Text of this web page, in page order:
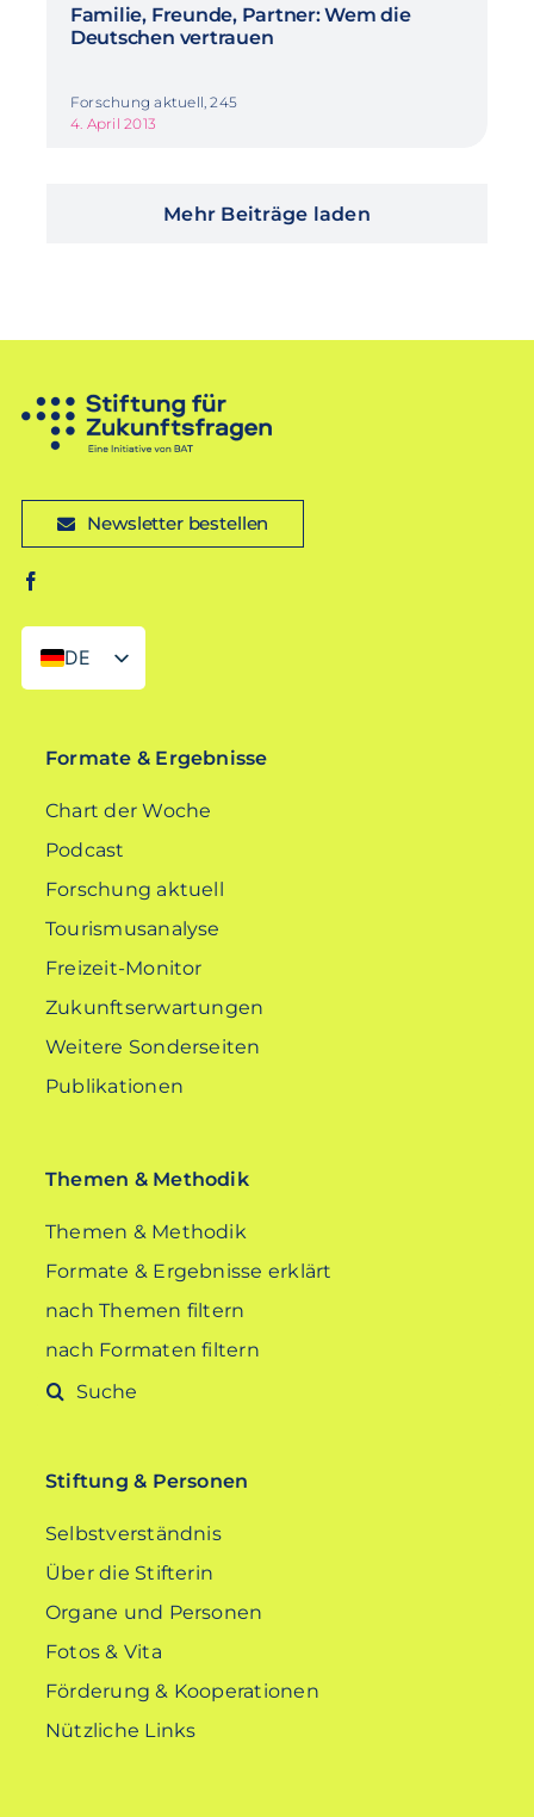
Familie, Freunde, Partner: Wem die
Deutschen vertrauen
Forschung aktuell, 245
4. April 2013
Mehr Beiträge laden
Newsletter bestellen
DE
EN
Formate & Ergebnisse
Chart der Woche
Podcast
Forschung aktuell
Tourismusanalyse
Freizeit-Monitor
Zukunftserwartungen
Weitere Sonderseiten
Publikationen
Themen & Methodik
Themen & Methodik
Formate & Ergebnisse erklärt
nach Themen filtern
nach Formaten filtern
Suche
Stiftung & Personen
Selbstverständnis
Über die Stifterin
Organe und Personen
Fotos & Vita
Förderung & Kooperationen
Nützliche Links